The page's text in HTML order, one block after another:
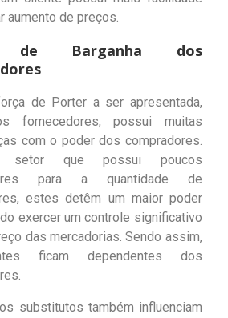
aumento de preços.
de Barganha dos
de Porter a ser apresentada,
fornecedores, possui muitas
com o poder dos compradores.
setor que possui poucos
para a quantidade de
estes detêm um maior poder
exercer um controle significativo
das mercadorias. Sendo assim,
ficam dependentes dos
substitutos também influenciam